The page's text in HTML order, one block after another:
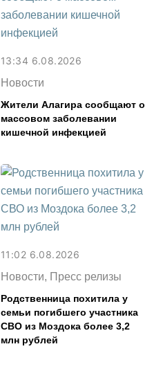
13:34 6.08.2026
Новости
Жители Алагира сообщают о
массовом заболевании
кишечной инфекцией
11:02 6.08.2026
Новости, Пресс релизы
Родственница похитила у
семьи погибшего участника
СВО из Моздока более 3,2
млн рублей